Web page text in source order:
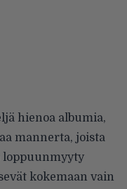
hienoa albumia,
mannerta, joista
loppuunmyyty
kokemaan vain